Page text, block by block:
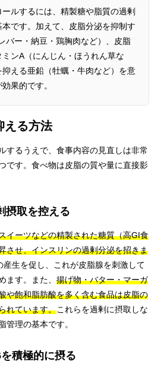
ルするには、精製糖や脂質の過剰
です。加えて、皮脂分泌を抑制す
バー・納豆・鶏胸肉など）、皮脂
ンA（にんじん・ほうれん草な
える亜鉛（牡蠣・牛肉など）を意
果的です。
える方法
するうえで、食事内容の見直しは非常
です。食べ物は皮脂の質や量に直接影
摂取を控える
イーツなどの精製された糖質（高GI食
させ、インスリンの過剰分泌を招きま
生を促し、これが皮脂腺を刺激して
ます。また、 揚げ物・バター・マーガ
や飽和脂肪酸を多く含む食品は皮脂の
れています。これらを過剰に摂取しな
管理の基本です。
積極的に摂る